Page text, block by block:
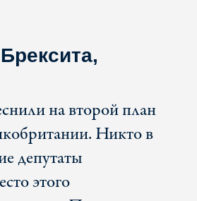
на второй план
Никто в
депутаты
этого